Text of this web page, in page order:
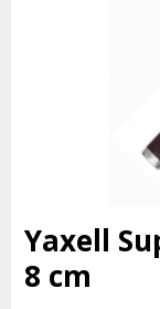
Yaxell
8 cm